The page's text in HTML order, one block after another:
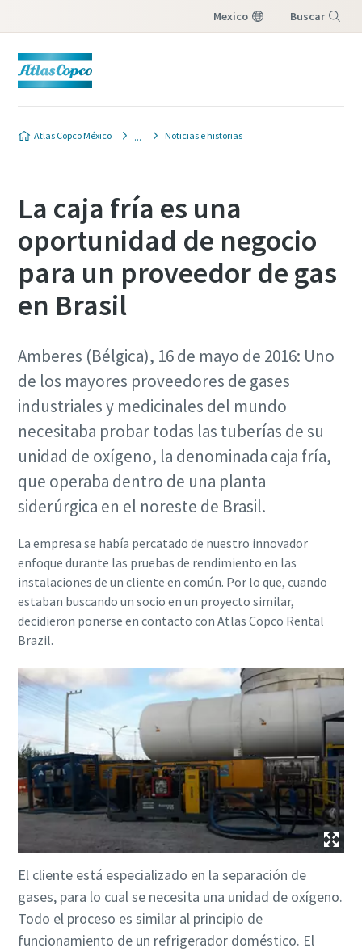
Mexico Buscar
Atlas Copco México Noticias e historias
La caja fría es una
oportunidad de negocio
para un proveedor de gas
en Brasil
Amberes (Bélgica), 16 de mayo de 2016: Uno
de los mayores proveedores de gases
industriales y medicinales del mundo
necesitaba probar todas las tuberías de su
unidad de oxígeno, la denominada caja fría,
que operaba dentro de una planta
siderúrgica en el noreste de Brasil.
La empresa se había percatado de nuestro innovador
enfoque durante las pruebas de rendimiento en las
instalaciones de un cliente en común. Por lo que, cuando
estaban buscando un socio en un proyecto similar,
decidieron ponerse en contacto con Atlas Copco Rental
Brazil.
El cliente está especializado en la separación de
gases, para lo cual se necesita una unidad de oxígeno.
Todo el proceso es similar al principio de
funcionamiento de un refrigerador doméstico. El